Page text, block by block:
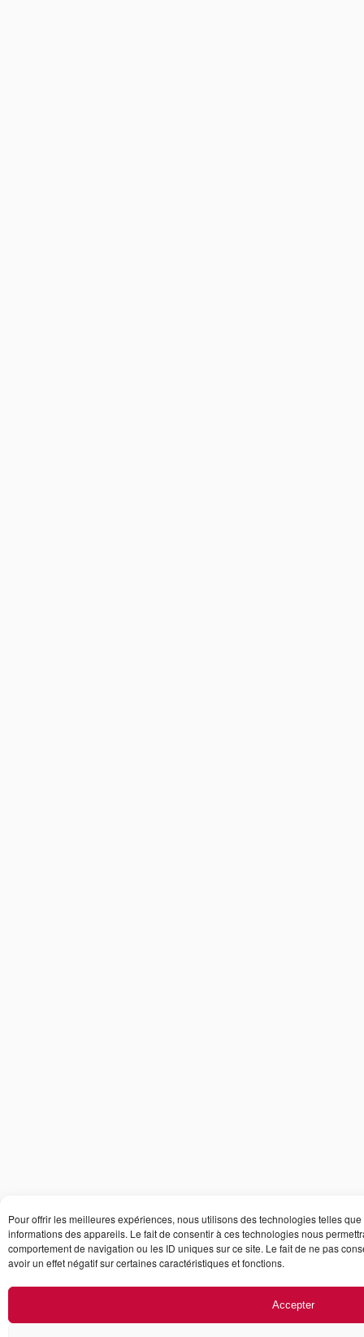
Pour offrir les meilleures expériences, nous utilisons des technologies telles
informations des appareils. Le fait de consentir à ces technologies nous
comportement de navigation ou les ID uniques sur ce site. Le fait de ne pas
avoir un effet négatif sur certaines caractéristiques et fonctions.
Accepter